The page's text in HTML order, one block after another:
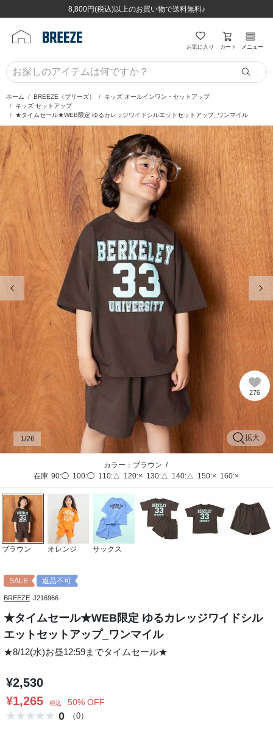
8,800円(税込)以上のお買い物で送料無料♪
ほぼ全品半額！！8/12(水)お昼12:59まで！！
8,800円(税込)以上のお買い物で送料無料♪
ほぼ全品半額！！8/12(水)お昼12:59まで！！
お気に入り カート メニュー
ホーム BREEZE（ブリーズ）
キッズ オールインワン・セットアップ
キッズ セットアップ
★タイムセール★WEB限定 ゆるカレッジワイドシルエットセットアップ_ワンマイル
276
拡大
1 /26
カラー：ブラウン /
在庫 90:◯ 100:◯ 110:△ 120:× 130:△ 140:△ 150:× 160:×
ブラウン オレンジ サックス
SALE 返品不可
BREEZE J216966
★タイムセール★WEB限定 ゆるカレッジワイドシル
エットセットアップ_ワンマイル
★8/12(水)お昼12:59までタイムセール★
¥2,530
¥1,265
税込 50% OFF
0 （0）